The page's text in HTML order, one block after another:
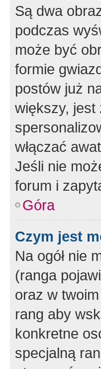
Są dwa
podczas
może być
formie
postów już
większy, jest
włączać
Jeśli nie
forum i
Góra
Czym jest
Na ogół nie
(ranga
oraz w
rang aby
konkretne
specjalną